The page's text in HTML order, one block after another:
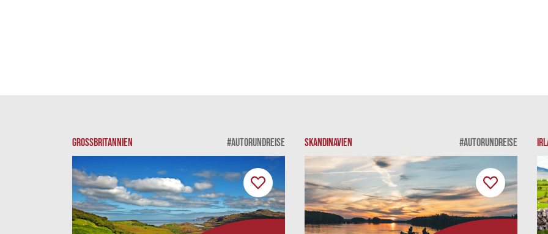
GROSSBRITANNIEN #AUTORUNDREISE SKANDINAVIEN #AUTORUNDREISE